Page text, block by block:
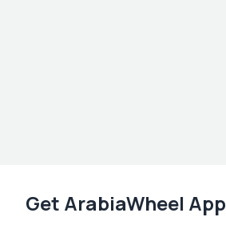
Get ArabiaWheel App